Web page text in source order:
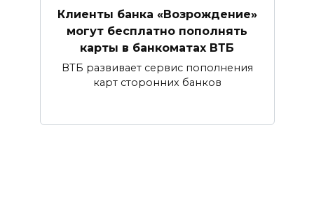
Клиенты банка «Возрождение»
могут бесплатно пополнять
карты в банкоматах ВТБ
ВТБ развивает сервис пополнения
карт сторонних банков